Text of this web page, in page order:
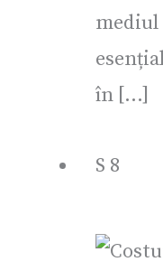
în […]
S 8